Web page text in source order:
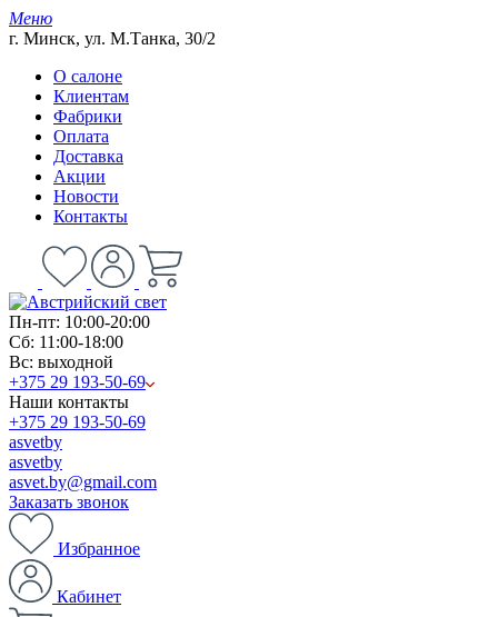
Меню
г. Минск, ул. М.Танка, 30/2
О салоне
Клиентам
Фабрики
Оплата
Доставка
Акции
Новости
Контакты
Пн-пт: 10:00-20:00
Сб: 11:00-18:00
Вс: выходной
+375 29 193-50-69
Наши контакты
+375 29 193-50-69
asvetby
asvetby
asvet.by@gmail.com
Заказать звонок
Избранное
Кабинет